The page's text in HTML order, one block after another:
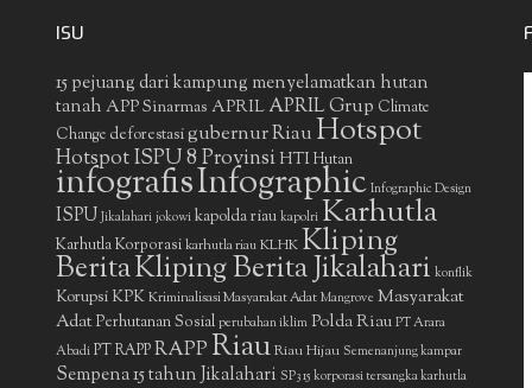
ISU
15 pejuang dari kampung menyelamatkan hutan
tanah APP Sinarmas APRIL APRIL Grup Climate
Change deforestasigubernur RiauHotspot
Hotspot ISPU 8 ProvinsiHTIHutan
infografisInfographic Infographic Design
ISPU Jikalahari jokowi kapolda riau kapolri Karhutla
Karhutla Korporasi karhutla riau KLHKKliping
BeritaKliping Berita Jikalahari konflik
Korupsi KPK Kriminalisasi Masyarakat Adat Mangrove Masyarakat
AdatPerhutanan Sosial perubahan iklim Polda Riau PT Arara
Abadi PT RAPPRAPPRiauRiau Hijau Semenanjung kampar
Sempena 15 tahun Jikalahari SP3 15 korporasi tersangka karhutla